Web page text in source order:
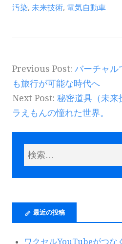
汚染, 未来技術, 電気自動車
Previous Post: バーチャル
も旅行が可能な時代へ
Next Post: 秘密道具（未来
ラえもんの憧れた世界。
最近の投稿
ワクセルYouTubeがつな